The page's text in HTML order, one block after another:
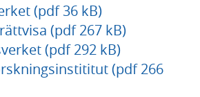
(pdf 36 kB)
(pdf 267 kB)
(pdf 292 kB)
(pdf 266